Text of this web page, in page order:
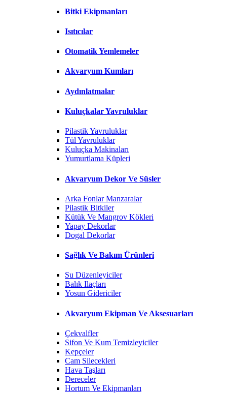
Bitki Ekipmanları
Isıtıcılar
Otomatik Yemlemeler
Akvaryum Kumları
Aydınlatmalar
Kuluçkalar Yavruluklar
Pilastik Yavruluklar
Tül Yavruluklar
Kuluçka Makinaları
Yumurtlama Küpleri
Akvaryum Dekor Ve Süsler
Arka Fonlar Manzaralar
Pilastik Bitkiler
Kütük Ve Mangrov Kökleri
Yapay Dekorlar
Dogal Dekorlar
Sağlık Ve Bakım Ürünleri
Su Düzenleyiciler
Balık Ilaçları
Yosun Gidericiler
Akvaryum Ekipman Ve Aksesuarları
Çekvalfler
Sifon Ve Kum Temizleyiciler
Kepçeler
Cam Silecekleri
Hava Taşları
Dereceler
Hortum Ve Ekipmanları